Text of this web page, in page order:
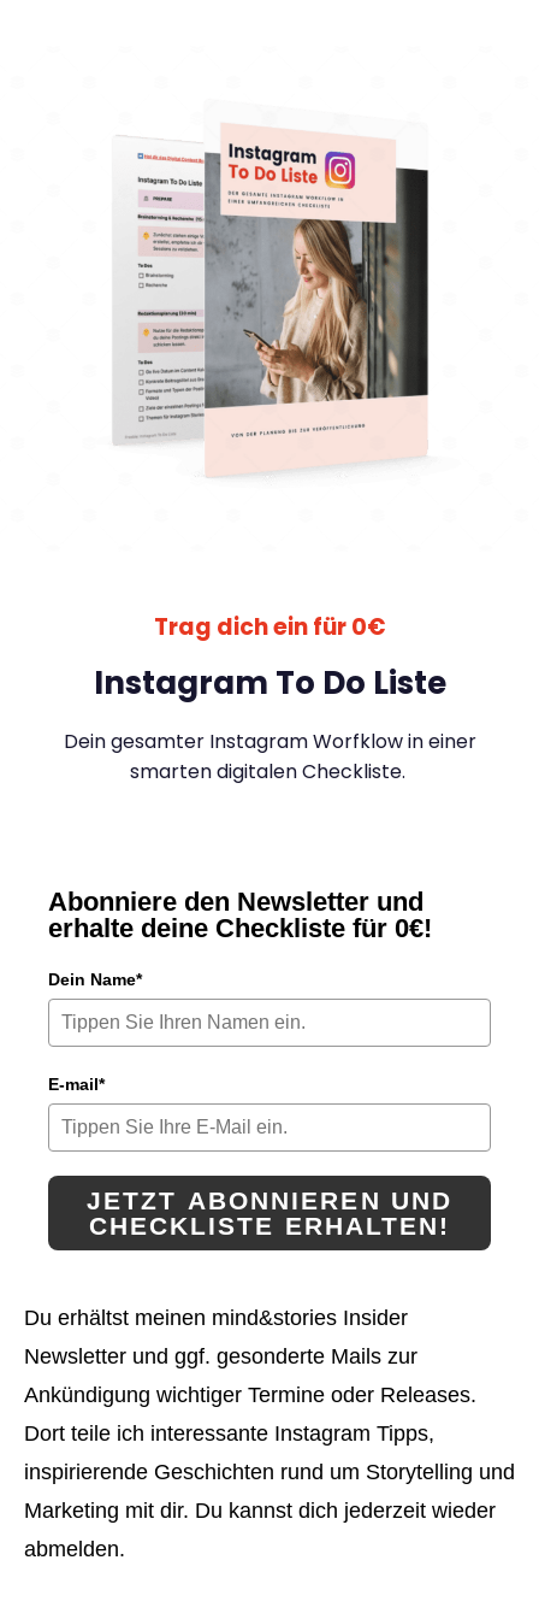
Trag dich ein für 0€
Instagram To Do Liste
Dein gesamter Instagram Worfklow in einer
smarten digitalen Checkliste.
Abonniere den Newsletter und
erhalte deine Checkliste für 0€!
Dein Name*
E-mail*
JETZT ABONNIEREN UND
CHECKLISTE ERHALTEN!
Du erhältst meinen mind&stories Insider
Newsletter und ggf. gesonderte Mails zur
Ankündigung wichtiger Termine oder Releases.
Dort teile ich interessante Instagram Tipps,
inspirierende Geschichten rund um Storytelling und
Marketing mit dir. Du kannst dich jederzeit wieder
abmelden.